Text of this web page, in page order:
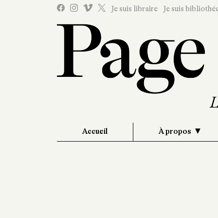
Je suis libraire Je suis
Accueil À propos